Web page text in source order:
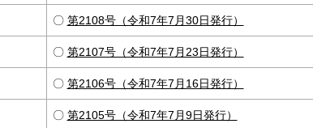
〇 第2108号（令和7年7月30日発行）
〇 第2107号（令和7年7月23日発行）
〇 第2106号（令和7年7月16日発行）
〇 第2105号（令和7年7月9日発行）